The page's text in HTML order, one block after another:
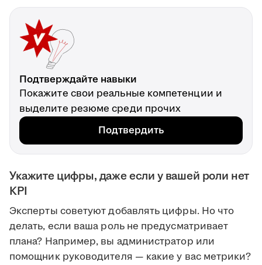
Подтверждайте навыки
Покажите свои реальные компетенции и
выделите резюме среди прочих
Подтвердить
Укажите цифры, даже если у вашей роли нет
KPI
Эксперты советуют добавлять цифры. Но что
делать, если ваша роль не предусматривает
плана? Например, вы администратор или
помощник руководителя — какие у вас метрики?